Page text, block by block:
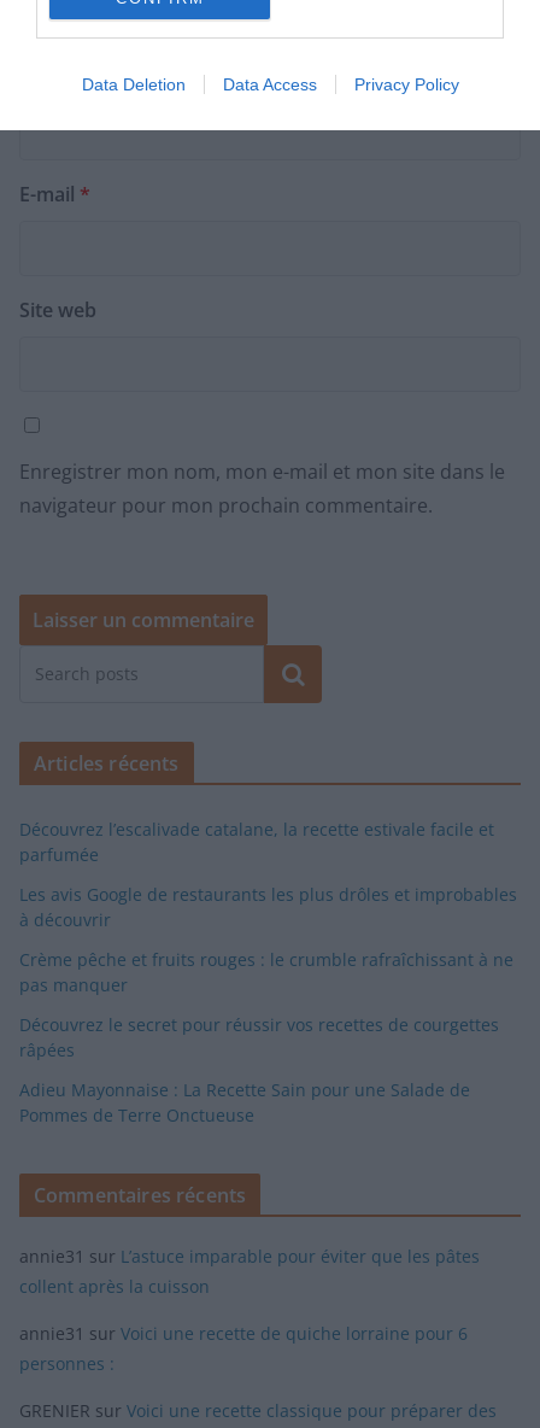
Data Deletion Data Access Privacy Policy
E-mail *
Site web
Enregistrer mon nom, mon e-mail et mon site dans le
navigateur pour mon prochain commentaire.
Rechercher
Articles récents
Découvrez l’escalivade catalane, la recette estivale facile et
parfumée
Les avis Google de restaurants les plus drôles et improbables
à découvrir
Crème pêche et fruits rouges : le crumble rafraîchissant à ne
pas manquer
Découvrez le secret pour réussir vos recettes de courgettes
râpées
Adieu Mayonnaise : La Recette Sain pour une Salade de
Pommes de Terre Onctueuse
Commentaires récents
annie31 sur L’astuce imparable pour éviter que les pâtes
collent après la cuisson
annie31 sur Voici une recette de quiche lorraine pour 6
personnes :
GRENIER sur Voici une recette classique pour préparer des